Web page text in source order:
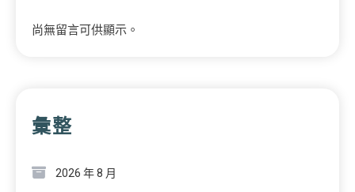
尚無留言可供顯示。
彙整
2026 年 8 月